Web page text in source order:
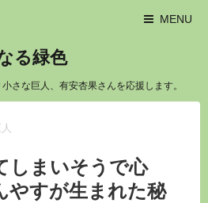
MENU
る緑色
さな巨人、有安杏果さんを応援します。
しまいそうで心
やすが生まれた秘